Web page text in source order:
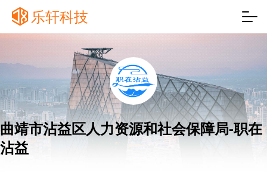
乐轩科技
曲靖市沾益区人力资源和社会保障局-职在
沾益